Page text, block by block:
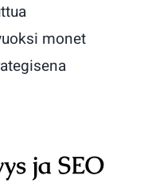
monet
ja SEO